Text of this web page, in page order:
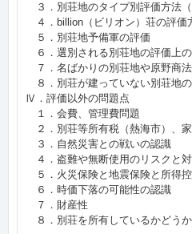
３．別荘地のタイプ別評価方法（
４．billion（ビリオン）荘の評価
５．別荘地予備軍の評価
６．選別される別荘地の評価上
７．名ばかりの別荘地や原野商
８．別荘が建っていない別荘地
Ⅳ．評価以外の問題点
１．会費、管理費問題
２．別荘等所有税（熱海市）、家
３．自然災害との戦いの認識
４．盗難や無断使用のリスクと
５．火災保険と地震保険と所得
６．時価下落の可能性の認識
７．財産性
８．別荘を所有しているかどう